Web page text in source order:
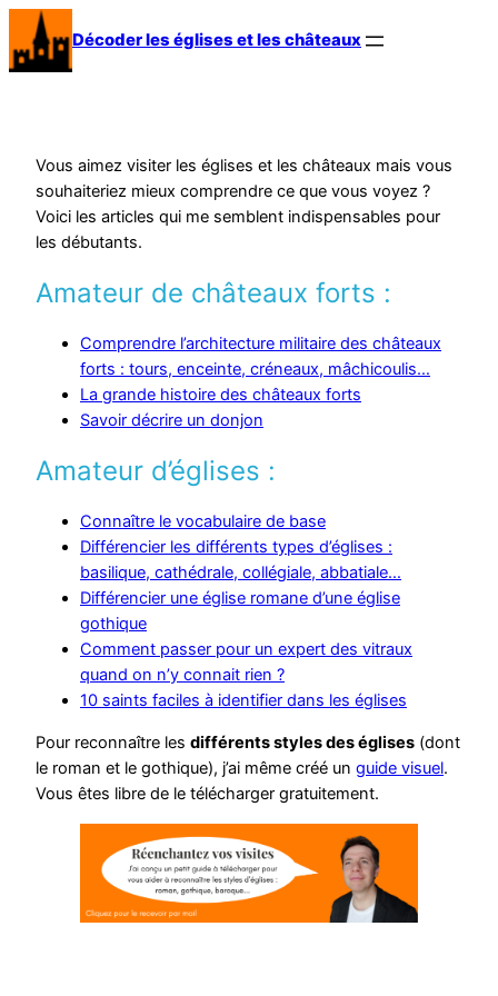
Décoder les églises et les châteaux
Vous aimez visiter les églises et les châteaux mais vous
souhaiteriez mieux comprendre ce que vous voyez ?
Voici les articles qui me semblent indispensables pour
les débutants.
Amateur de châteaux forts :
Comprendre l’architecture militaire des châteaux
forts : tours, enceinte, créneaux, mâchicoulis…
La grande histoire des châteaux forts
Savoir décrire un donjon
Amateur d’églises :
Connaître le vocabulaire de base
Différencier les différents types d’églises :
basilique, cathédrale, collégiale, abbatiale…
Différencier une église romane d’une église
gothique
Comment passer pour un expert des vitraux
quand on n’y connait rien ?
10 saints faciles à identifier dans les églises
Pour reconnaître les différents styles des églises (dont
le roman et le gothique), j’ai même créé un guide visuel.
Vous êtes libre de le télécharger gratuitement.